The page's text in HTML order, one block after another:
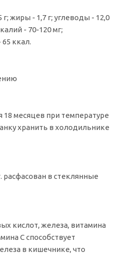
г; жиры - 1,7 г; углеводы - 12,0
- 70-120 мг;
ккал.
18 месяцев при температуре
хранить в холодильнике
расфасован в стеклянные
кислот, железа, витамина
С способствует
в кишечнике, что